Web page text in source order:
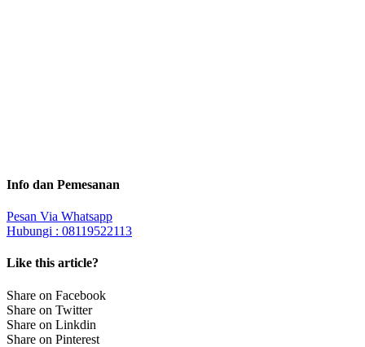
Info dan Pemesanan
Pesan Via Whatsapp
Hubungi : 08119522113
Like this article?
Share on Facebook
Share on Twitter
Share on Linkdin
Share on Pinterest